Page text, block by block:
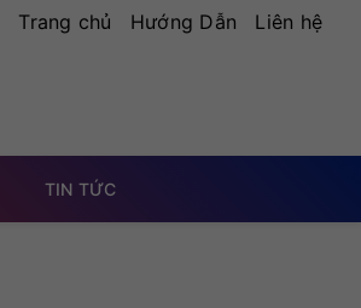
Trang chủ Hướng Dẫn Liên hệ
TIN TỨC